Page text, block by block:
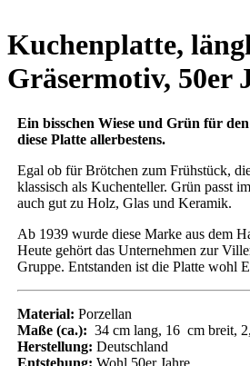
Kuchenplatte,
Gräsermotiv, 50er
Ein bisschen Wiese und Grün für
diese Platte allerbestens.
Egal ob für Brötchen zum Frühstück,
klassisch als Kuchenteller. Grün passt
auch gut zu Holz, Glas und Keramik.
Ab 1939 wurde diese Marke aus dem
Heute gehört das Unternehmen zur
Gruppe. Entstanden ist die Platte wohl
Material: Porzellan
Maße (ca.): 34 cm lang, 16 cm breit,
Herstellung: Deutschland
Entstehung: Wohl 50er Jahre